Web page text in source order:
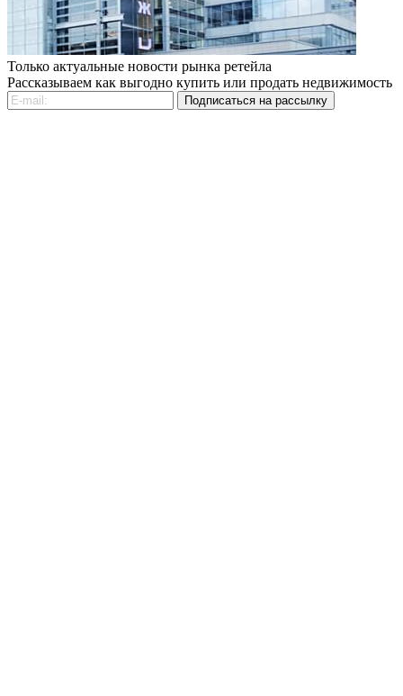
Только актуальные новости рынка ретейла
Рассказываем как выгодно купить или продать недвижимость